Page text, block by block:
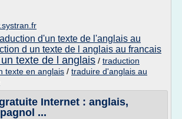
d'un texte de l'anglais au
d un texte de l anglais au francais
texte de l anglais / traduction
texte en anglais / traduire d'anglais au
Internet : anglais,
...